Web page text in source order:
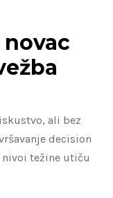
ali bez
decision
težine utiču